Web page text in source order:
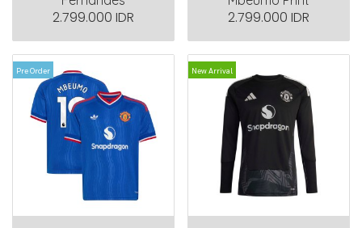
2.799.000 IDR 2.799.000 IDR
Pre Order New Arrival